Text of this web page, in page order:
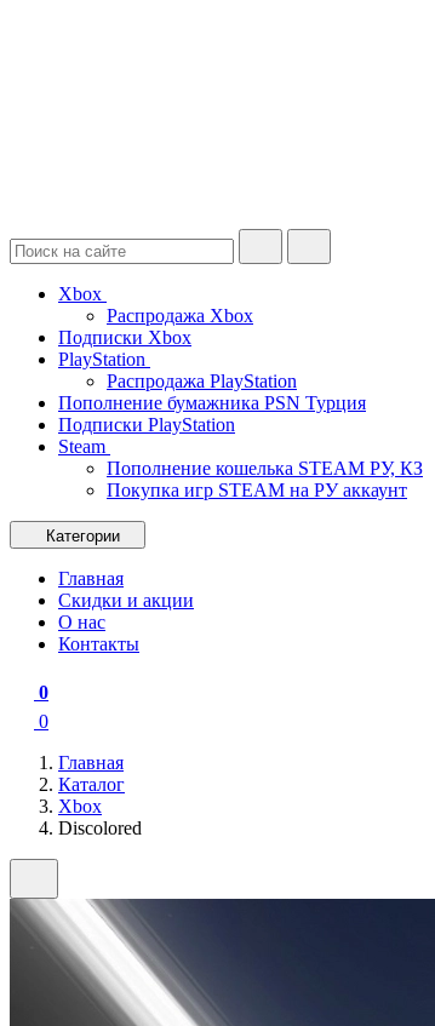
Xbox
Распродажа Xbox
Подписки Xbox
PlayStation
Распродажа PlayStation
Пополнение бумажника PSN Турция
Подписки PlayStation
Steam
Пополнение кошелька STEAM РУ, КЗ
Покупка игр STEAM на РУ аккаунт
Категории
Главная
Скидки и акции
О нас
Контакты
0
0
Главная
Каталог
Xbox
Discolored